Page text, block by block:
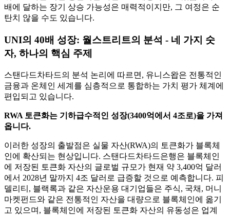
배에 달하는 장기 상승 가능성은 매력적이지만, 그 여정은 순
탄치 않을 수도 있습니다.
UNI의 40배 성장: 월스트리트의 분석 - 네 가지 숫
자, 하나의 핵심 주제
스탠다드차타드의 분석 논리에 따르면, 유니스왑은 전통적인
금융과 온체인 세계를 심층적으로 통합하는 가치 평가 체계에
편입되고 있습니다.
RWA 토큰화는 기하급수적인 성장(3400억에서 4조로)을 가져
옵니다.
이러한 성장의 출발점은 실물 자산(RWA)의 토큰화가 블록체
인에 확산되는 현상입니다. 스탠다드차타드은행은 블록체인
에 저장된 토큰화 자산의 글로벌 규모가 현재 약 3,400억 달러
에서 2028년 말까지 4조 달러로 급증할 것으로 예측합니다. 피
델리티, 블랙록과 같은 자산운용 대기업들은 주식, 국채, 머니
마켓펀드와 같은 전통적인 자산을 대량으로 블록체인에 옮기
고 있으며, 블록체인에 저장된 토큰화 자산의 유동성은 업계